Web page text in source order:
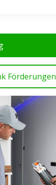
Förderungen